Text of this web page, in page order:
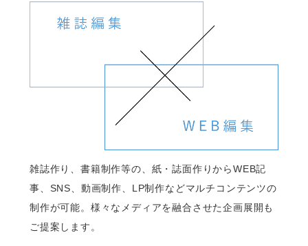
雑誌作り、書籍制作等の、紙・誌面作りからWEB記
事、SNS、動画制作、LP制作などマルチコンテンツの
制作が可能。様々なメディアを融合させた企画展開も
ご提案します。